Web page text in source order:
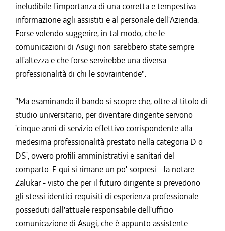
ineludibile l'importanza di una corretta e tempestiva
informazione agli assistiti e al personale dell'Azienda.
Forse volendo suggerire, in tal modo, che le
comunicazioni di Asugi non sarebbero state sempre
all'altezza e che forse servirebbe una diversa
professionalità di chi le sovraintende".
"Ma esaminando il bando si scopre che, oltre al titolo di
studio universitario, per diventare dirigente servono
'cinque anni di servizio effettivo corrispondente alla
medesima professionalità prestato nella categoria D o
DS', ovvero profili amministrativi e sanitari del
comparto. E qui si rimane un po' sorpresi - fa notare
Zalukar - visto che per il futuro dirigente si prevedono
gli stessi identici requisiti di esperienza professionale
posseduti dall'attuale responsabile dell'ufficio
comunicazione di Asugi, che è appunto assistente